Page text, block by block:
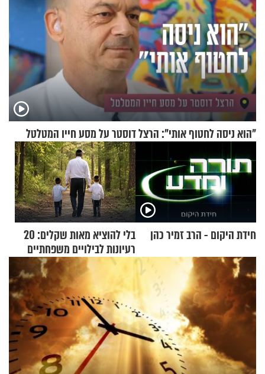
"הוא ניסה לחטוף אותי": הרצל דוסטר על מסע חייו המטלטל
חידת היקום - הרב זמיר כהן
בלי להוציא מאות שקלים: 20
רעיונות לבילויים משפחתיים
כמעט בחינם